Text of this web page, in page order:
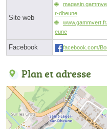
Site web
r-dheune
eune
Facebook facebook.com/
Plan et adresse